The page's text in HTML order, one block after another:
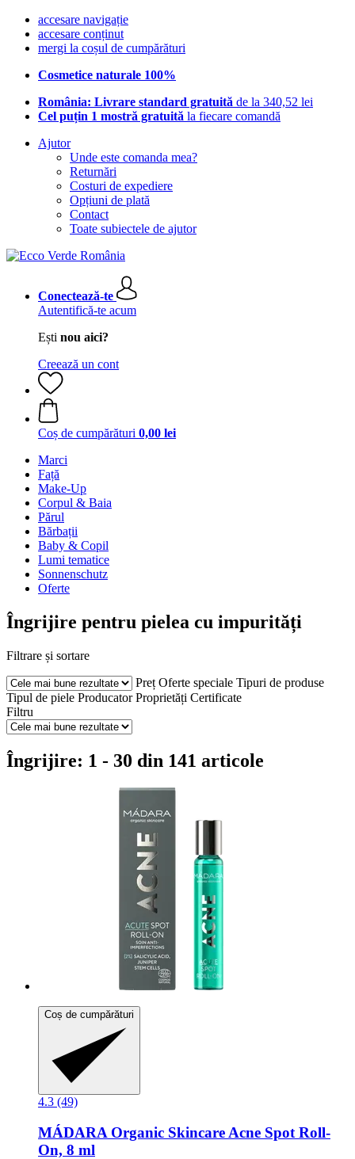
accesare navigație
accesare conținut
mergi la coșul de cumpărături
Cosmetice naturale 100%
România: Livrare standard gratuită de la 340,52 lei
Cel puțin 1 mostră gratuită la fiecare comandă
Ajutor
Unde este comanda mea?
Returnări
Costuri de expediere
Opțiuni de plată
Contact
Toate subiectele de ajutor
Conectează-te
Autentifică-te acum
Ești nou aici?
Creează un cont
Coș de cumpărături 0,00 lei
Marci
Față
Make-Up
Corpul & Baia
Părul
Bărbații
Baby & Copil
Lumi tematice
Sonnenschutz
Oferte
Îngrijire pentru pielea cu impurități
Filtrare și sortare
Preț Oferte speciale Tipuri de produse
Tipul de piele Producator Proprietăți Certificate
Filtru
Îngrijire: 1 - 30 din 141 articole
Coș de cumpărături
4.3 (49)
MÁDARA Organic Skincare Acne Spot Roll-​
On, 8 ml